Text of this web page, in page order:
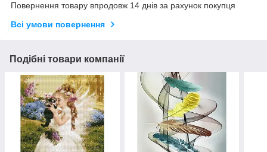
Повернення товару впродовж 14 днів за рахунок покупця
Всі умови повернення
Подібні товари компанії